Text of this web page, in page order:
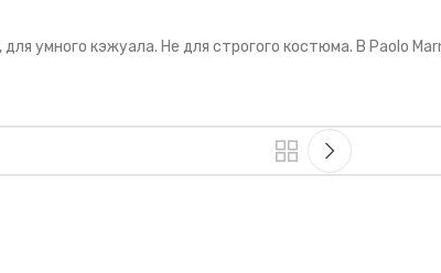
умного кэжуала. Не для строгого костюма. В Paolo